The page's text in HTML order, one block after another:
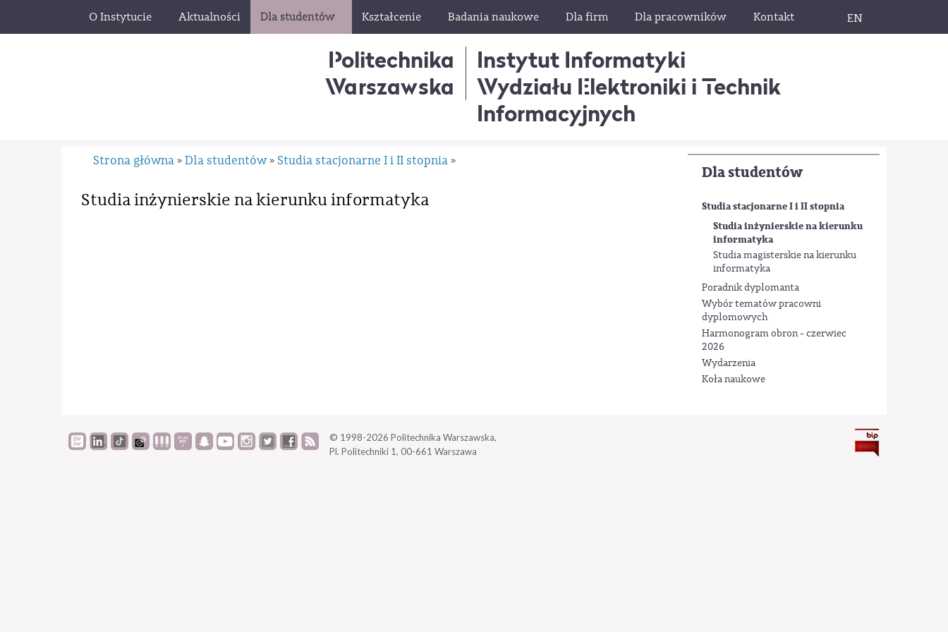
O Instytucie Aktualności Dla studentów Kształcenie Badania naukowe Dla firm Dla pracowników Kontakt EN
Politechnika
Warszawska
Instytut Informatyki
Wydziału Elektroniki i Technik
Informacyjnych
Dla studentów
Studia stacjonarne I i II stopnia
Studia inżynierskie na kierunku
informatyka
Studia magisterskie na kierunku
informatyka
Poradnik dyplomanta
Wybór tematów pracowni
dyplomowych
Harmonogram obron - czerwiec
2026
Wydarzenia
Koła naukowe
Strona główna » Dla studentów » Studia stacjonarne I i II stopnia »
Studia inżynierskie na kierunku informatyka
© 1998-2026 Politechnika Warszawska,
Pl. Politechniki 1, 00-661 Warszawa